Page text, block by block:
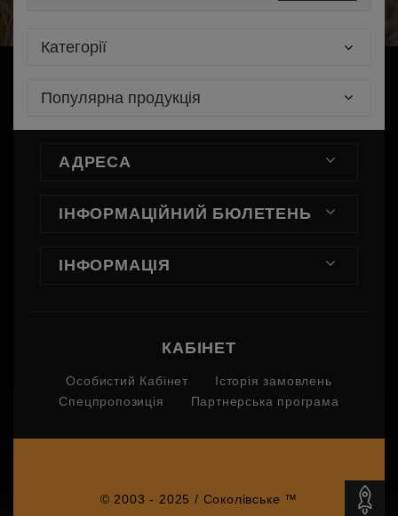
Категорії
Популярна продукція
АДРЕСА
ІНФОРМАЦІЙНИЙ БЮЛЕТЕНЬ
ІНФОРМАЦІЯ
КАБІНЕТ
Особистий Кабінет
Історія замовлень
Спецпропозиція
Партнерська програма
© 2003 - 2025 / Соколівське ™